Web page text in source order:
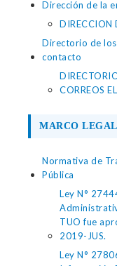
Dirección de la
DIRECCION
Directorio de
contacto
CORREOS
MARCO LEGAL
Normativa de
Pública
Ley N°
TUO fue
2019-JUS.
Ley N°